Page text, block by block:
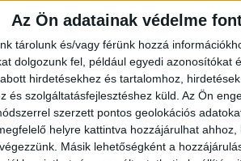
Az Ön adatainak védelme
tárolunk és/vagy férünk hozzá
dolgozunk fel, például egyedi azonosítókat
hirdetésekhez és tartalomhoz,
és szolgáltatásfejlesztéshez küld. Az Ön
szerzett pontos geolokációs
helyre kattintva hozzájárulhat
Másik lehetőségként a
felett fognak gyakorlatozni.
közleménye
hogy a Kaposvár mellett
e a gyakorlat során.